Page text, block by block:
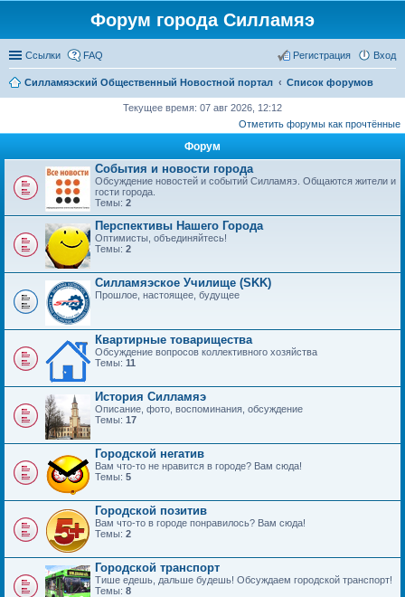
Форум города Силламяэ
Ссылки FAQ Вход
Регистрация
Силламяэский Общественный Новостной портал Список форумов
Текущее время: 07 авг 2026, 12:12
Отметить форумы как прочтённые
Форум
События и новости города
Обсуждение новостей и событий Силламяэ. Общаются жители и
гости города.
Темы: 2
Перспективы Нашего Города
Оптимисты, объединяйтесь!
Темы: 2
Силламяэское Училище (SKK)
Прошлое, настоящее, будущее
Квартирные товарищества
Обсуждение вопросов коллективного хозяйства
Темы: 11
История Силламяэ
Описание, фото, воспоминания, обсуждение
Темы: 17
Городской негатив
Вам что-то не нравится в городе? Вам сюда!
Темы: 5
Городской позитив
Вам что-то в городе понравилось? Вам сюда!
Темы: 2
Городской транспорт
Тише едешь, дальше будешь! Обсуждаем городской транспорт!
Темы: 8